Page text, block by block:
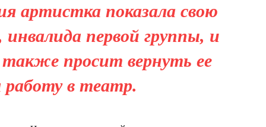
артистка показала свою
первой группы, и
просит вернуть ее
работу в театр.